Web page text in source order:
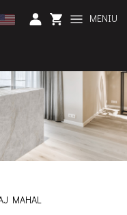
MENIU
MAHAL